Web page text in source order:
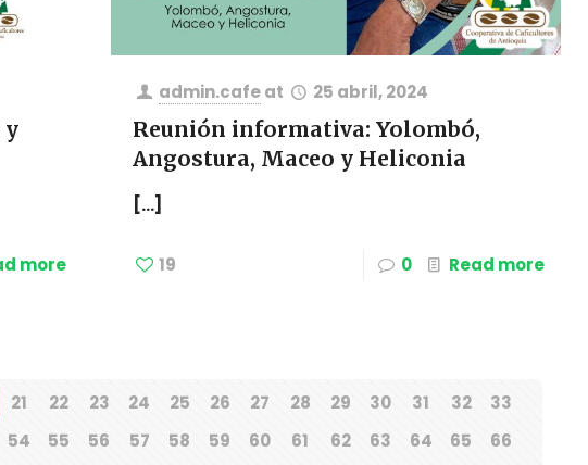
y
more
admin.cafeat 25 abril, 2024
Reunión informativa: Yolombó,
Angostura, Maceo y Heliconia
[…]
19 0 Read more
21 22 23 24 25 26 27 28 29 30 31 32
33
54 55 56 57 58 59 60 61 62 63 64 65
66